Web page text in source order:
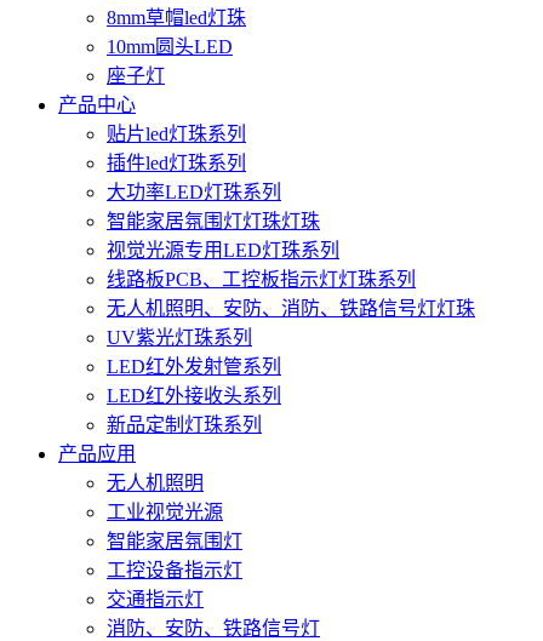
8mm草帽led灯珠
10mm圆头LED
座子灯
产品中心
贴片led灯珠系列
插件led灯珠系列
大功率LED灯珠系列
智能家居氛围灯灯珠灯珠
视觉光源专用LED灯珠系列
线路板PCB、工控板指示灯灯珠系列
无人机照明、安防、消防、铁路信号灯灯珠
UV紫光灯珠系列
LED红外发射管系列
LED红外接收头系列
新品定制灯珠系列
产品应用
无人机照明
工业视觉光源
智能家居氛围灯
工控设备指示灯
交通指示灯
消防、安防、铁路信号灯